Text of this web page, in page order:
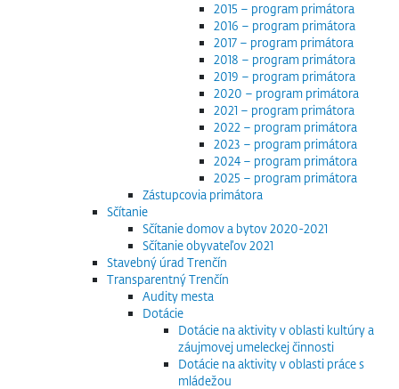
2015 – program primátora
2016 – program primátora
2017 – program primátora
2018 – program primátora
2019 – program primátora
2020 – program primátora
2021 – program primátora
2022 – program primátora
2023 – program primátora
2024 – program primátora
2025 – program primátora
Zástupcovia primátora
Sčítanie
Sčítanie domov a bytov 2020-2021
Sčítanie obyvateľov 2021
Stavebný úrad Trenčín
Transparentný Trenčín
Audity mesta
Dotácie
Dotácie na aktivity v oblasti kultúry a
záujmovej umeleckej činnosti
Dotácie na aktivity v oblasti práce s
mládežou